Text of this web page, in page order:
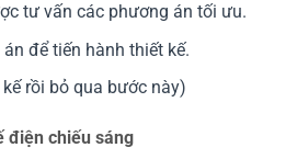
tư vấn các phương án tối ưu.
để tiến hành thiết kế.
rồi bỏ qua bước này)
điện chiếu sáng